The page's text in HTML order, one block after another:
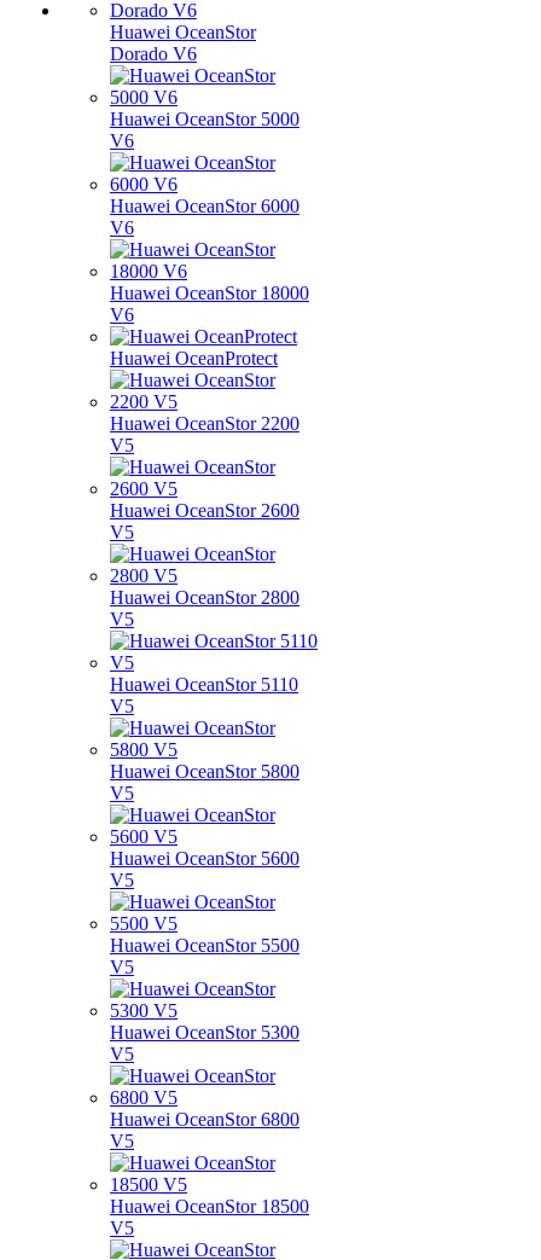
Huawei OceanStor
Dorado V6
Huawei OceanStor 5000
V6
Huawei OceanStor 6000
V6
Huawei OceanStor 18000
V6
Huawei OceanProtect
Huawei OceanStor 2200
V5
Huawei OceanStor 2600
V5
Huawei OceanStor 2800
V5
Huawei OceanStor 5110
V5
Huawei OceanStor 5800
V5
Huawei OceanStor 5600
V5
Huawei OceanStor 5500
V5
Huawei OceanStor 5300
V5
Huawei OceanStor 6800
V5
Huawei OceanStor 18500
V5